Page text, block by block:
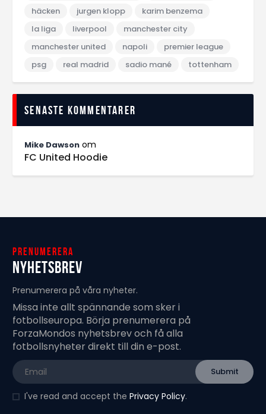
häcken
jurgen klopp
karim benzema
la liga
liverpool
manchester city
manchester united
napoli
premier league
psg
real madrid sadio mané tottenham
Senaste kommentarer
Mike Dawson om
FC United Hoodie
Prenumerera
Nyhetsbrev
Prenumerera på våra nyheter.
Missa inte allt spännande som sker i
fotbollseuropa. Börja prenumerera på
ForzaMondos nyhetsbrev och få alla
fotbollsnyheter direkt till din e-post.
I've read and accept the Privacy Policy.